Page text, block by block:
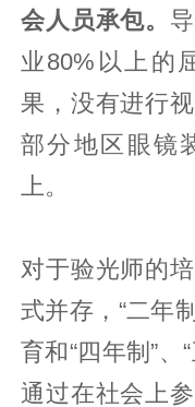
会人员承包。
业80%以上的
果，没有进行
部分地区眼镜
上。
对于验光师的
式并存，“二年
育和“四年制”、
通过在社会上